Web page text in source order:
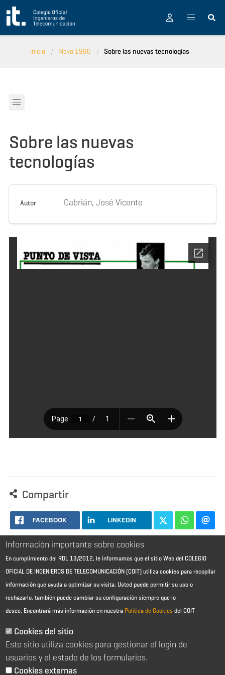
Pasar al contenido principal
Inicio Mayo 1986 Sobre las nuevas tecnologías
Sobre las nuevas
tecnologías
Autor Cabrián, José Vicente
Compartir
FACEBOOK LINKEDIN
Aviso Legal - Información general
Política de cookies
Política de reembolso
Sitemap
Información importante sobre cookies
En cumplimiento del RDL 13/2012, le informamos que el sitio Web del COLEGIO
OFICIAL DE INGENIEROS DE TELECOMUNICACIÓN (COIT) utiliza cookies para recopilar
información que ayuda a optimizar su visita. Usted puede permitir su uso o
rechazarlo, también puede cambiar su configuración siempre que lo
desee. Encontrará más información en nuestra Política de Cookies del COIT
Cookies del sitio
Este sitio utiliza cookies para gestionar el login de
usuarios y el estado de los formularios.
Cookies externas